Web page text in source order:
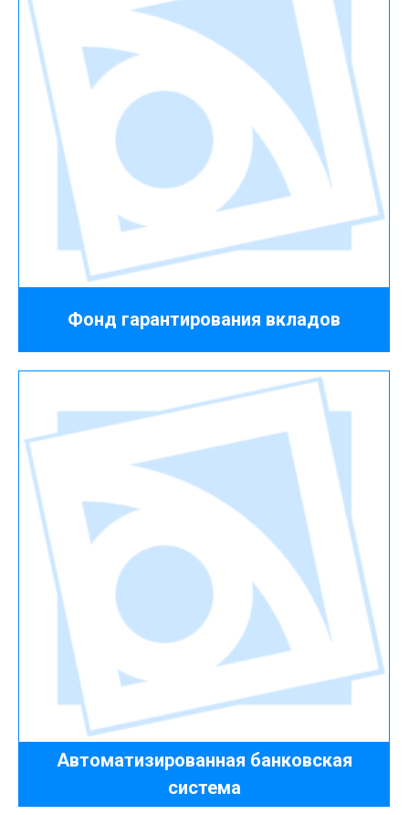
Фонд гарантирования вкладов
Автоматизированная банковская
система